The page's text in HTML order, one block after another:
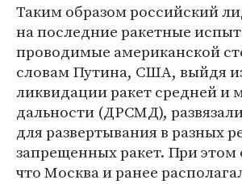
Таким образом российский
на последние ракетные
проводимые американской
словам Путина, США, выйдя
ликвидации ракет средней и
дальности (ДРСМД),
для развертывания в разных
запрещенных ракет. При этом
что Москва и ранее